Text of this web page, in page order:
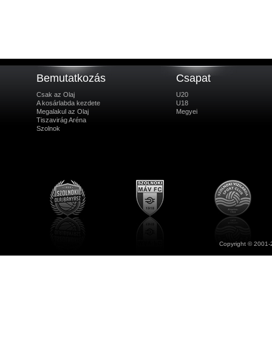
Bemutatkozás
Csak az Olaj
A kosárlabda kezdete
Megalakul az Olaj
Tiszavirág Aréna
Szolnok
Csapat
U20
U18
Megyei
Copyright ©